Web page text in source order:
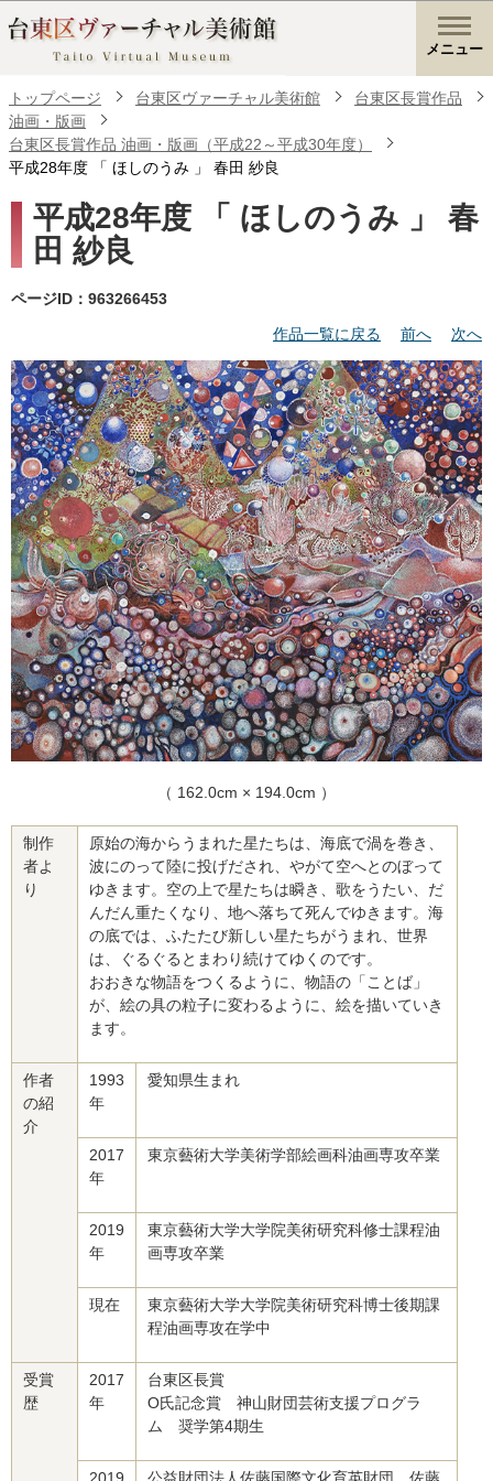
メニュー
トップページ 台東区ヴァーチャル美術館
台東区長賞作品
油画・版画
台東区長賞作品 油画・版画（平成22～平成30年度）
平成28年度 「 ほしのうみ 」 春田 紗良
平成28年度 「 ほしのうみ 」 春
田 紗良
ページID：963266453
作品一覧に戻る
前へ 次へ
（ 162.0cm × 194.0cm ）
制作
者よ
り
原始の海からうまれた星たちは、海底で渦を巻き、
波にのって陸に投げだされ、やがて空へとのぼって
ゆきます。空の上で星たちは瞬き、歌をうたい、だ
んだん重たくなり、地へ落ちて死んでゆきます。海
の底では、ふたたび新しい星たちがうまれ、世界
は、ぐるぐるとまわり続けてゆくのです。
おおきな物語をつくるように、物語の「ことば」
が、絵の具の粒子に変わるように、絵を描いていき
ます。
作者
の紹
介
1993
年
愛知県生まれ
2017
年
東京藝術大学美術学部絵画科油画専攻卒業
2019
年
東京藝術大学大学院美術研究科修士課程油
画専攻卒業
現在
東京藝術大学大学院美術研究科博士後期課
程油画専攻在学中
受賞
歴
2017
年
台東区長賞
O氏記念賞 神山財団芸術支援プログラ
ム 奨学第4期生
2019 公益財団法人佐藤国際文化育英財団 佐藤